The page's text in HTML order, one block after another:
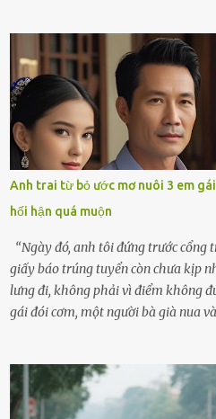
không kém. Ông Minh, vốn là một
hôm ấy lại đặc biệt vui vẻ. Ông
cùng cô con gái 8 tuổi tên Thảo.
con đi biển hai ngày, để nó được
sẽ kể cho em nghe cả tuần không
hiền, vuốt tóc vợ. Bà Hạnh nhìn
lòng cũng rộn ràng. Bà vốn ít có dịp
nên lần này cũng đành ở nhà.
“Con sẽ nhặt thật nhiều vỏ sò cho
bánh rời khỏi bến...
Anh trai từ bỏ ước mơ nuôi 3 em
hối hận quá muộn
“Ngày đó, anh tôi đứng trước cổng
giấy báo trúng tuyển còn chưa kịp
lưng đi, không phải vì điểm không
gái đói cơm, một người bà già nua
có tin tức. Mọi gánh nặng đổ dồn
cụ Nguyễn Thị Đào – và cậu con